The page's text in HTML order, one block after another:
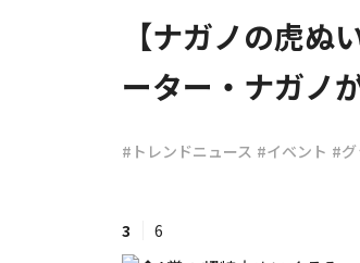
#ワンオペ育児
【ナガノの虎
ーター・ナガノ
#トレンドニュース #イベント #グ
3 6